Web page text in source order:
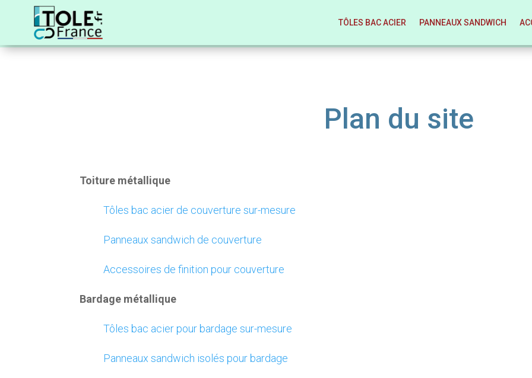
TÔLES BAC ACIER PANNEAUX SANDWICH
Plan du site
Toiture métallique
Tôles bac acier de couverture sur-mesure
Panneaux sandwich de couverture
Accessoires de finition pour couverture
Bardage métallique
Tôles bac acier pour bardage sur-mesure
Panneaux sandwich isolés pour bardage